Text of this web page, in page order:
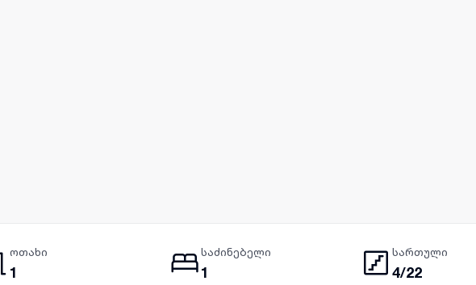
ოთახი
1
საძინებელი
1
სართული
4/22